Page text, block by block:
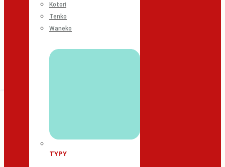
Kotori
Tenko
Waneko
TYPY